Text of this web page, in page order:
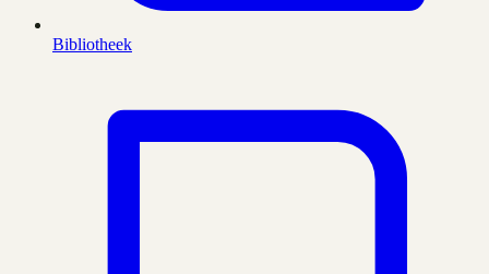
Bibliotheek